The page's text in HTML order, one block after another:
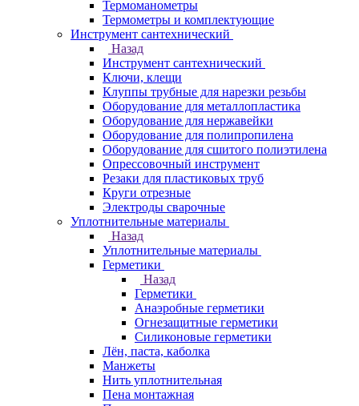
Термоманометры
Термометры и комплектующие
Инструмент сантехнический
Назад
Инструмент сантехнический
Ключи, клещи
Клуппы трубные для нарезки резьбы
Оборудование для металлопластика
Оборудование для нержавейки
Оборудование для полипропилена
Оборудование для сшитого полиэтилена
Опрессовочный инструмент
Резаки для пластиковых труб
Круги отрезные
Электроды сварочные
Уплотнительные материалы
Назад
Уплотнительные материалы
Герметики
Назад
Герметики
Анаэробные герметики
Огнезащитные герметики
Силиконовые герметики
Лён, паста, каболка
Манжеты
Нить уплотнительная
Пена монтажная